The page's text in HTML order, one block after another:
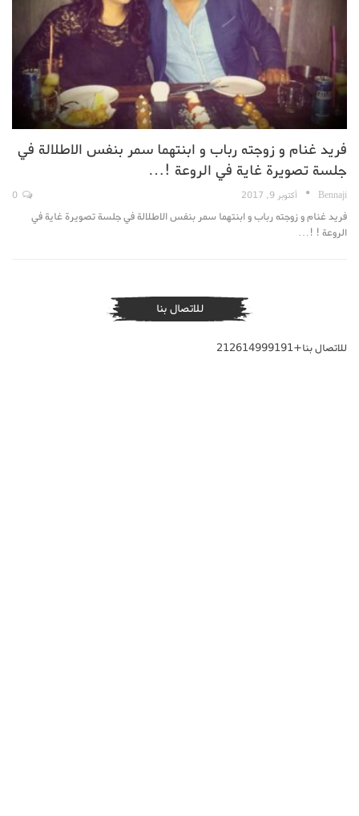
فريد غنام و زوجته رباب و ابنتهما سمر بنفس الاطلالة في
جلسة تصويرة غاية في الروعة !…
Bennaji أكتوبر 9, 2017
فريد غنام و زوجته رباب و ابنتهما سمر بنفس الاطلالة في جلسة تصويرة غاية في
الروعة ! !…
للاتصال بنا
للاتصال بنا+212614999191